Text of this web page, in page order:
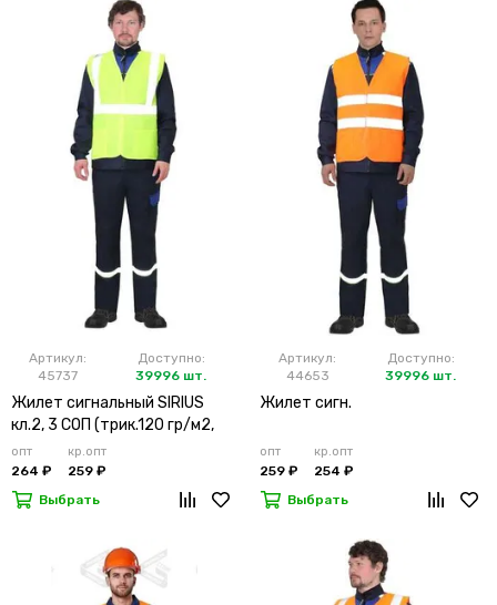
Артикул:
45737
Доступно:
39996 шт.
Жилет сигнальный SIRIUS
кл.2, 3 СОП (трик.120 гр/м2,
карманы) лимонный
опт
264 ₽
кр.опт
259 ₽
Выбрать
Артикул:
44653
Доступно:
39996 шт.
Жилет сигн.
опт
259 ₽
кр.опт
254 ₽
Выбрать